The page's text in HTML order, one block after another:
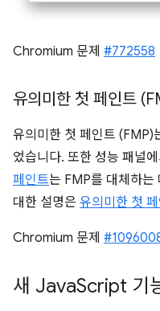
Chromium 문제 #772558
유의미한 첫 페인트
유의미한 첫 페인트
었습니다. 또한 성능 패널
페인트는 FMP를 대체하는
대한 설명은 유의미한 첫
Chromium 문제
새 JavaScript 기